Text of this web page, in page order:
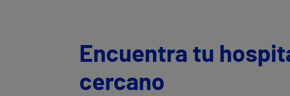
Encuentra tu
cercano